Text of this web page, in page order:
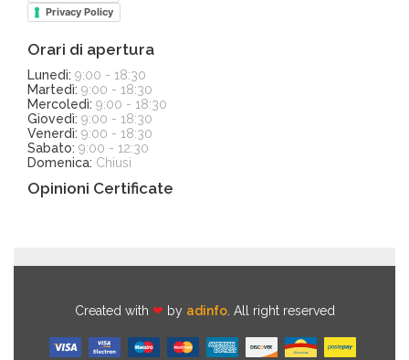
Privacy Policy
Orari di apertura
Lunedì: 9:00 - 18:30
Martedì: 9:00 - 18:30
Mercoledì: 9:00 - 18:30
Giovedì: 9:00 - 18:30
Venerdì: 9:00 - 18:30
Sabato: 9:00 - 12:30
Domenica: Chiusi
Opinioni Certificate
Created with ❤ by adinfo. All right reserved